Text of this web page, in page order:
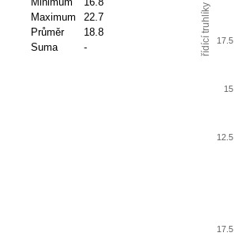
Maximum
22.7
Průměr
18.8
Suma
-
12.5
15
17.5
17.5